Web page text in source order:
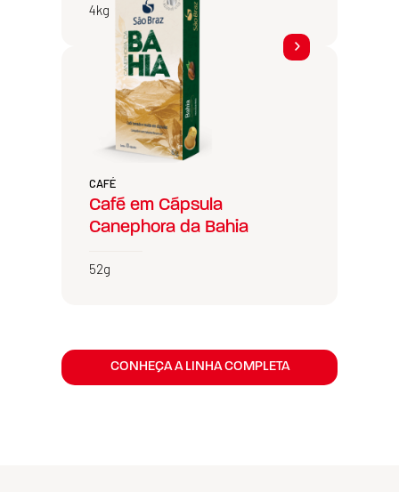
4kg
CAFÉ
Café em Cápsula
Canephora da Bahia
52g
CONHEÇA A LINHA COMPLETA